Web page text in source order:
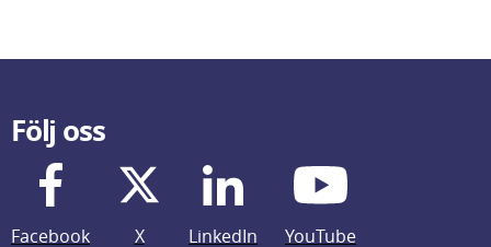
Följ oss
Facebook X LinkedIn
YouTube